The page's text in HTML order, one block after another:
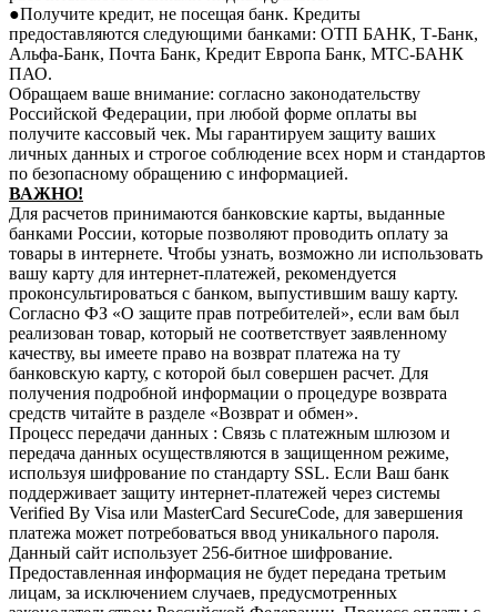
●Получите кредит, не посещая банк. Кредиты
предоставляются следующими банками: ОТП БАНК, Т-Банк,
Альфа-Банк, Почта Банк, Кредит Европа Банк, МТС-БАНК
ПАО.
Обращаем ваше внимание: согласно законодательству
Российской Федерации, при любой форме оплаты вы
получите кассовый чек. Мы гарантируем защиту ваших
личных данных и строгое соблюдение всех норм и стандартов
по безопасному обращению с информацией.
ВАЖНО!
Для расчетов принимаются банковские карты, выданные
банками России, которые позволяют проводить оплату за
товары в интернете. Чтобы узнать, возможно ли использовать
вашу карту для интернет-платежей, рекомендуется
проконсультироваться с банком, выпустившим вашу карту.
Согласно ФЗ «О защите прав потребителей», если вам был
реализован товар, который не соответствует заявленному
качеству, вы имеете право на возврат платежа на ту
банковскую карту, с которой был совершен расчет. Для
получения подробной информации о процедуре возврата
средств читайте в разделе «Возврат и обмен».
Процесс передачи данных : Связь с платежным шлюзом и
передача данных осуществляются в защищенном режиме,
используя шифрование по стандарту SSL. Если Ваш банк
поддерживает защиту интернет-платежей через системы
Verified By Visa или MasterCard SecureCode, для завершения
платежа может потребоваться ввод уникального пароля.
Данный сайт использует 256-битное шифрование.
Предоставленная информация не будет передана третьим
лицам, за исключением случаев, предусмотренных